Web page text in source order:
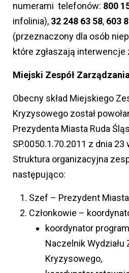
numerami telefonów: 800
infolinia), 32 248 63 58, 603
(przeznaczony dla osób
które zgłaszają
Miejski Zespół
Obecny skład Miejskiego
Kryzysowego został
Prezydenta Miasta Ruda
SP.0050.1.70.2011 z dnia
Struktura organizacyjna
następująco:
Szef – Prezydent Miasta
Członkowie –
koordynator
Naczelnik Wydziału
Kryzysowego,